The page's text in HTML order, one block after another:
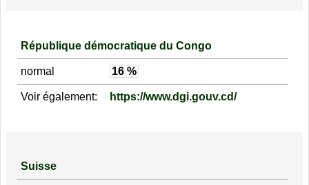
République démocratique du Congo
normal 16 %
Voir également: https://www.dgi.gouv.cd/
Suisse